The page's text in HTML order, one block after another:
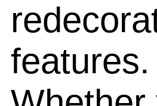
features.